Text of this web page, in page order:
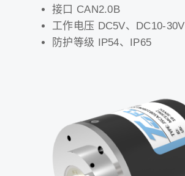
接口 CAN2.0B
工作电压 DC5V、DC10-30V
防护等级 IP54、IP65